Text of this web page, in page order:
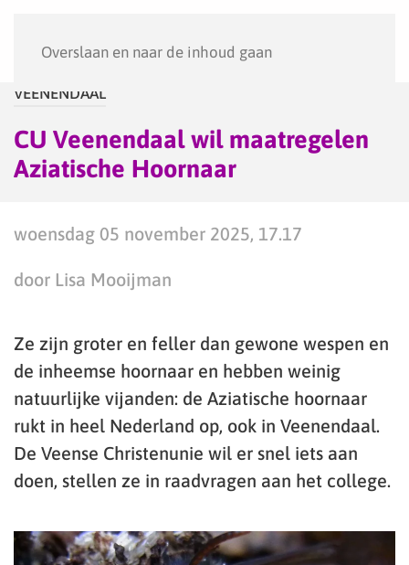
Overslaan en naar de inhoud gaan
VEENENDAAL
CU Veenendaal wil maatregelen
Aziatische Hoornaar
woensdag 05 november 2025, 17.17
door Lisa Mooijman
Ze zijn groter en feller dan gewone wespen en
de inheemse hoornaar en hebben weinig
natuurlijke vijanden: de Aziatische hoornaar
rukt in heel Nederland op, ook in Veenendaal.
De Veense Christenunie wil er snel iets aan
doen, stellen ze in raadvragen aan het college.